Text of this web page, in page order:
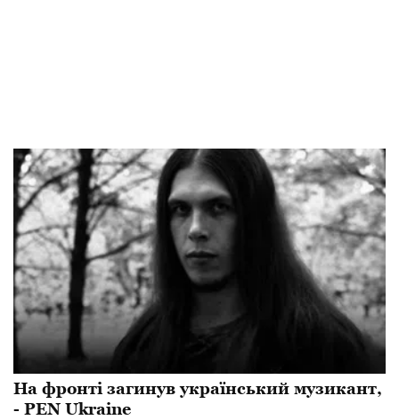
На фронті загинув український музикант,
- PEN Ukraine